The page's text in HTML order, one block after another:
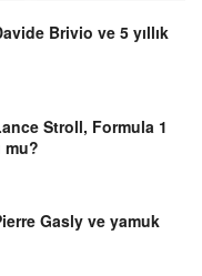
Brivio ve 5 yıllık
Stroll, Formula 1
Gasly ve yamuk